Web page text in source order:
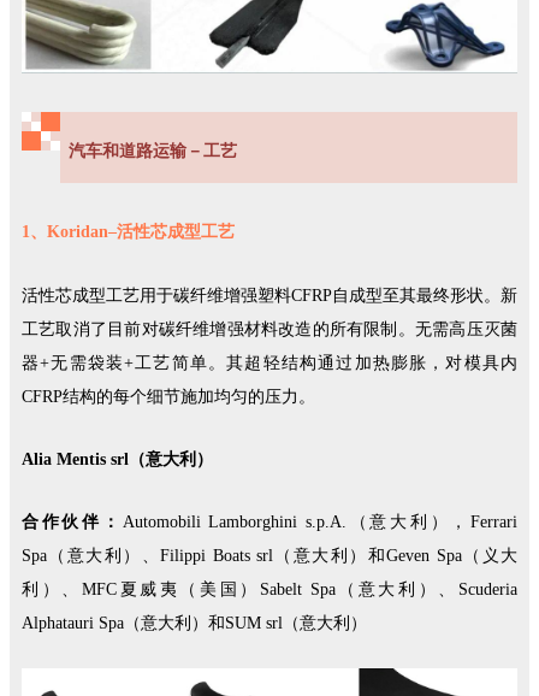
汽车和道路运输－工艺
1、Koridan–活性芯成型工艺
活性芯成型工艺用于碳纤维增强塑料CFRP自成型至其最终形状。新
工艺取消了目前对碳纤维增强材料改造的所有限制。无需高压灭菌
器+无需袋装+工艺简单。其超轻结构通过加热膨胀，对模具内
CFRP结构的每个细节施加均匀的压力。
Alia Mentis srl（意大利）
合作伙伴： Automobili Lamborghini s.p.A.（意大利），Ferrari
Spa（意大利）、Filippi Boats srl（意大利）和Geven Spa（义大
利）、MFC夏威夷（美国）Sabelt Spa（意大利）、Scuderia
Alphatauri Spa（意大利）和SUM srl（意大利）